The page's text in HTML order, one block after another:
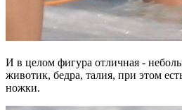
И в целом фигура отличная -
животик, бедра, талия, при этом
ножки.